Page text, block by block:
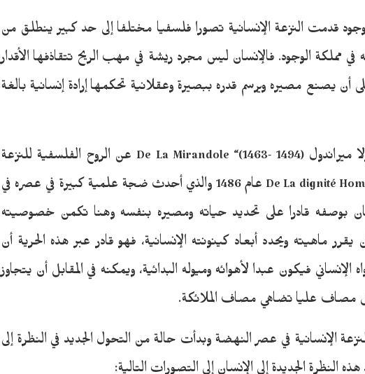
قدمت النزعة الإنسانية تصورا فلسفيا مختلفا إلى حد كبير ينطلق من
في مملكة الوجود. فالإنسان ليس مجرد ريشة في مهب الريح تتقاذفها الأقدار
أن يصنع مصيره ويرسم قدره ببصيرة وعقلانية تحكمها إرادة إنسانية بالغة
يعبر الأديب والمفكر الفرنسي بيك دولا ميراندول De La Mirandole “(1463- 1494) عن الروح الفلسفية للنزعة
الإنسانية في كتابه ” أهلية الإنسان De La dignité Homme عام 1486 والذي أحدث ضجة علمية كبيرة في عصره في
بوصفه قادرا على تحديد حياته ومصيره بنفسه وهنا تكمن خصوصيته
يقرر ماهيته ويحدد أبعاد كينونته الإنسانية، فهو قادر عبر هذه الحرية أن
فيكون عبدا لأهوائه وميوله البدائية، ويمكنه في المقابل أن يتجاوز
مصاف عليا تضاهي مصاف الملائكة.
الإنسانية في عصر النهضة وبدأت حالة من التحول الجديد في النظرة إلى